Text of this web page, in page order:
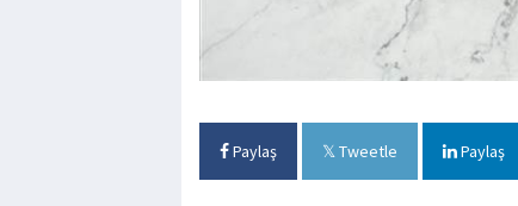
Paylaş Tweetle Paylaş